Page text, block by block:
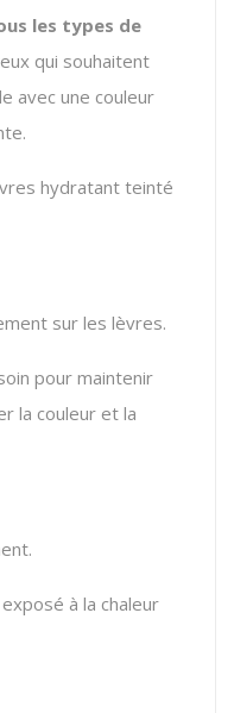
les types de
qui souhaitent
avec une couleur
hydratant teinté
sur les lèvres.
pour maintenir
la couleur et la
à la chaleur